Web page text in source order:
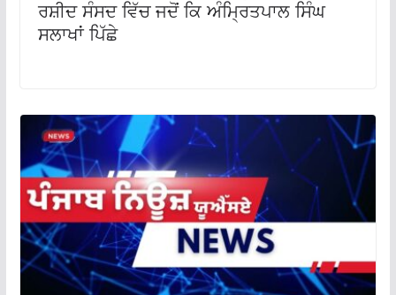
ਰਸ਼ੀਦ ਸੰਸਦ ਵਿੱਚ ਜਦੋਂ ਕਿ ਅੰਮ੍ਰਿਤਪਾਲ ਸਿੰਘ
ਸਲਾਖਾਂ ਪਿੱਛੇ